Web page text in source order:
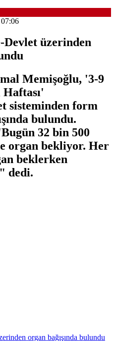
07:06
Devlet üzerinden
Memişoğlu, '3-9
Haftası'
sisteminden form
bulundu.
32 bin 500
organ bekliyor. Her
beklerken
dedi.